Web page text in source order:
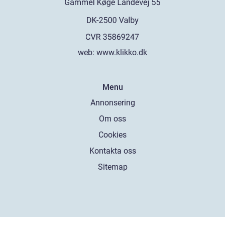
web: www.klikko.dk
Menu
Annonsering
Om oss
Cookies
Kontakta oss
Sitemap